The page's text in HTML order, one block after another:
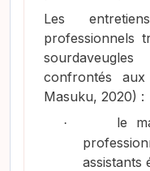
Les
professionnels
confrontés
Masuku, 2020) :
·
le
assistants